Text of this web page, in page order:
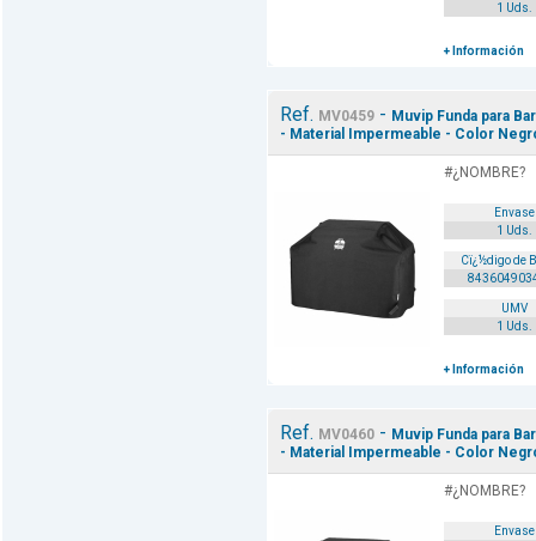
1 Uds.
+ Información
Ref. MV0459- Muvip Funda para
- Material Impermeable - Color
#¿NOMBRE?
Envase
1 Uds.
Cï¿½digo de
UMV
1 Uds.
+ Información
Ref. MV0460- Muvip Funda para
- Material Impermeable - Color
#¿NOMBRE?
Envase